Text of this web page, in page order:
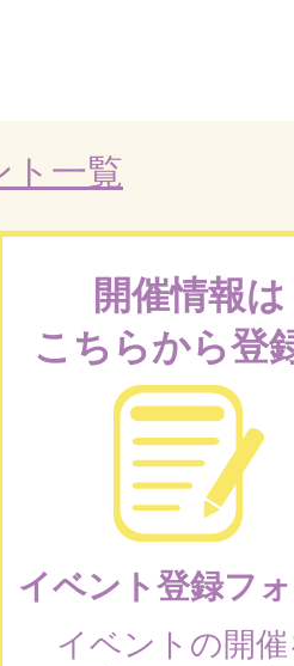
ト一覧
開催情報は
こちらから登
イベント登録フ
イベントの開